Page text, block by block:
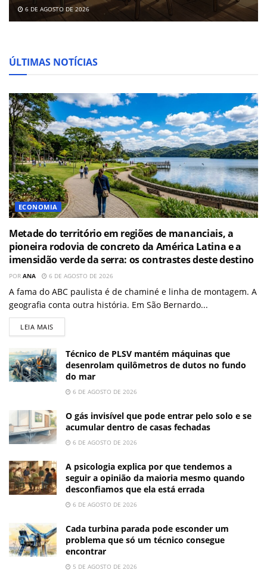
6 DE AGOSTO DE 2026
ÚLTIMAS NOTÍCIAS
ECONOMIA
Metade do território em regiões de mananciais, a
pioneira rodovia de concreto da América Latina e a
imensidão verde da serra: os contrastes deste destino
POR ANA 6 DE AGOSTO DE 2026
A fama do ABC paulista é de chaminé e linha de montagem. A
geografia conta outra história. Em São Bernardo...
LEIA MAIS
Técnico de PLSV mantém máquinas que
desenrolam quilômetros de dutos no fundo
do mar
6 DE AGOSTO DE 2026
O gás invisível que pode entrar pelo solo e se
acumular dentro de casas fechadas
6 DE AGOSTO DE 2026
A psicologia explica por que tendemos a
seguir a opinião da maioria mesmo quando
desconfiamos que ela está errada
6 DE AGOSTO DE 2026
Cada turbina parada pode esconder um
problema que só um técnico consegue
encontrar
5 DE AGOSTO DE 2026